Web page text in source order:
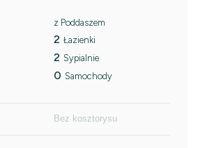
z Poddaszem
2 Łazienki
2 Sypialnie
0 Samochody
Bez kosztorysu